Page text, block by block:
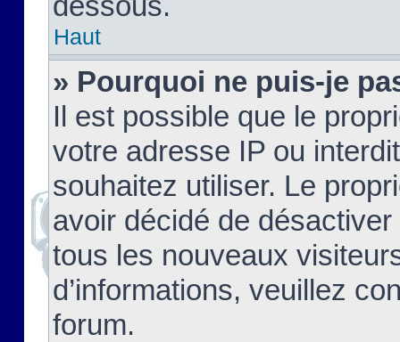
Haut
» Pourquoi ne puis-je
Il est possible que le
votre adresse IP ou
souhaitez utiliser. Le
avoir décidé de
tous les nouveaux
d’informations, veuillez
forum.